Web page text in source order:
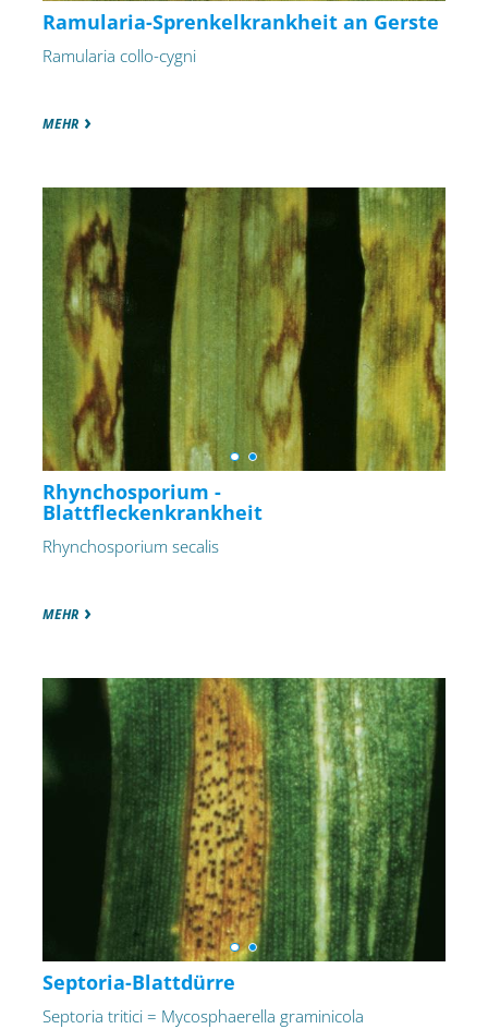
Ramularia-Sprenkelkrankheit an Gerste
Ramularia collo-cygni
MEHR
Rhynchosporium -
Blattfleckenkrankheit
Rhynchosporium secalis
MEHR
Septoria-Blattdürre
Septoria tritici = Mycosphaerella graminicola